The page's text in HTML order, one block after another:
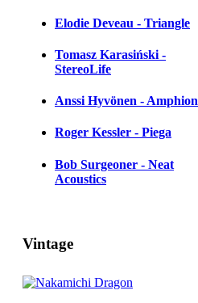
Elodie Deveau - Triangle
Tomasz Karasiński -
StereoLife
Anssi Hyvönen - Amphion
Roger Kessler - Piega
Bob Surgeoner - Neat
Acoustics
Vintage